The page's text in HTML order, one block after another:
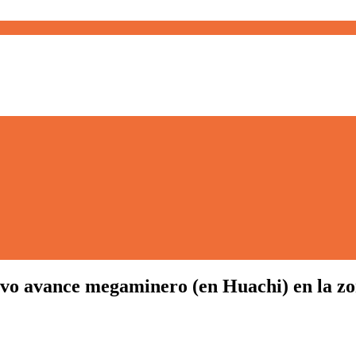
avance megaminero (en Huachi) en la